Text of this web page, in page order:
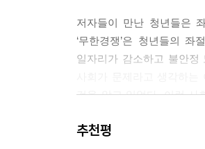
결국 우리가 직면할 미래
내가 쓰러졌을 때 119를
정부의 지원 정책은 근본
저자들이 만난 청년들은
‘무한경쟁’은 청년들의
일자리가 감소하고 불안
것을 알고 있었다. 이런 사
것을 알기 때문이다.
추천평